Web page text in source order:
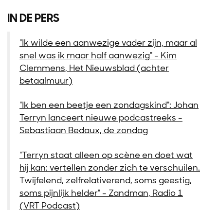
IN DE PERS
"Ik wilde een aanwezige vader zijn, maar al
snel was ik maar half aanwezig" - Kim
Clemmens, Het Nieuwsblad (achter
betaalmuur)
"Ik ben een beetje een zondagskind": Johan
Terryn lanceert nieuwe podcastreeks -
Sebastiaan Bedaux, de zondag
"Terryn staat alleen op scène en doet wat
hij kan: vertellen zonder zich te verschuilen.
Twijfelend, zelfrelativerend, soms geestig,
soms pijnlijk helder" - Zandman, Radio 1
(VRT Podcast)